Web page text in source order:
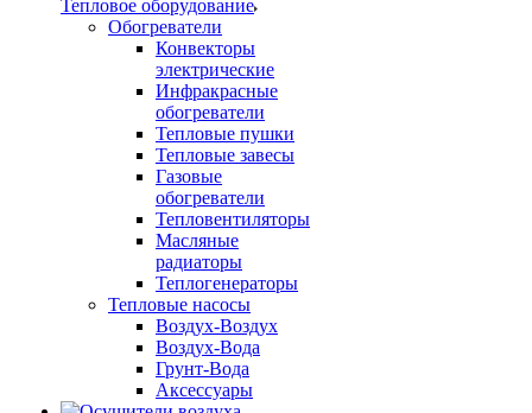
Тепловое оборудование
Обогреватели
Конвекторы
электрические
Инфракрасные
обогреватели
Тепловые пушки
Тепловые завесы
Газовые
обогреватели
Тепловентиляторы
Масляные
радиаторы
Теплогенераторы
Тепловые насосы
Воздух-Воздух
Воздух-Вода
Грунт-Вода
Аксессуары